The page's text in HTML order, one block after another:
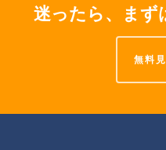
迷ったら、まず
無料